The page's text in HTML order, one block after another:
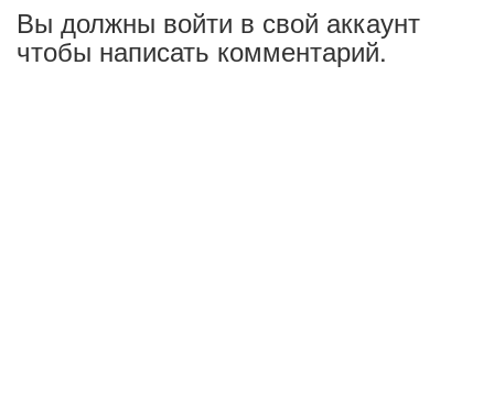
Вы должны войти в свой аккаунт
чтобы написать комментарий.